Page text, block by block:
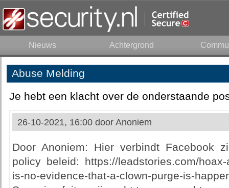
Nieuws Achtergrond
Abuse Melding
Je hebt een klacht over de onderstaande
26-10-2021, 16:00 door Anoniem
Door Anoniem: Hier verbindt Facebook
policy beleid: https://leadstories.com/
is-no-evidence-that-a-clown-purge-is-